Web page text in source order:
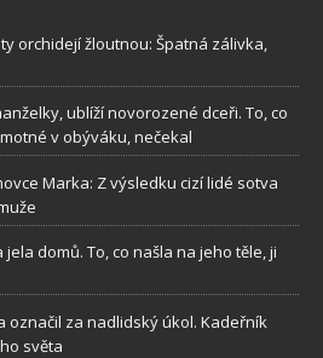
orchidejí žloutnou: Špatná zálivka,
ublíží novorozené dceři. To, co
v obýváku, nečekal
Marka: Z výsledku cizí lidé sotva
domů. To, co našla na jeho těle, ji
označil za nadlidský úkol. Kadeřník
světa